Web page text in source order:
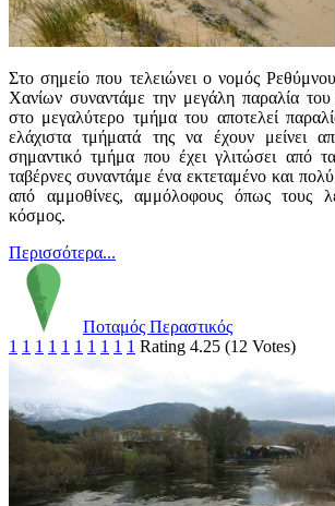
Στο σημείο που τελειώνει ο νομός
Χανίων συναντάμε την μεγάλη παραλία
στο μεγαλύτερο τμήμα του αποτελεί
ελάχιστα τμήματά της να έχουν μείνει
σημαντικό τμήμα που έχει γλιτώσει από
ταβέρνες συναντάμε ένα εκτεταμένο και
από αμμοθίνες, αμμόλοφους όπως τους
κόσμος.
Περισσότερα...
Ποταμός Περαστικός
1 1 1 1 1 1 1 1 1 1 Rating 4.25 (12 Votes)